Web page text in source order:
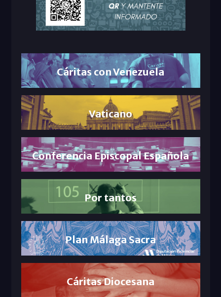
Cáritas con Venezuela
Vaticano
Conferencia Episcopal Española
Por tantos
Plan Málaga Sacra
Cáritas Diocesana